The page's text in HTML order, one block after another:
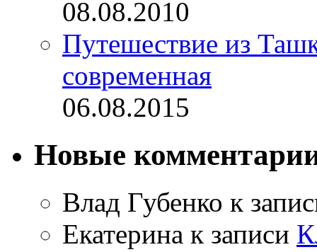
08.08.2010
Путешествие из
современная
06.08.2015
Новые
Влад Губенко к
Екатерина к записи